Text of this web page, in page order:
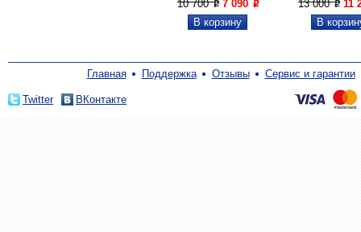
10 700P 7 090 P 13 000P 11
Главная Поддержка Отзывы Сервис и гарантии
Twitter ВКонтакте